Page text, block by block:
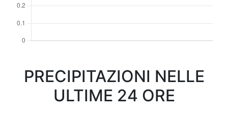
PRECIPITAZIONI NELLE
ULTIME 24 ORE